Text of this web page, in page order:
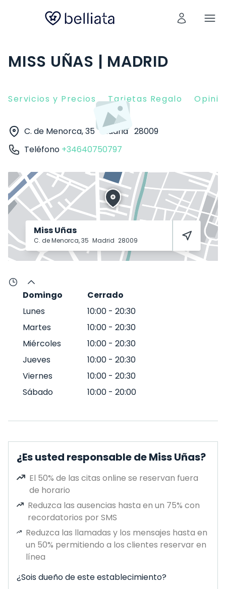
MISS UÑAS | MADRID
Servicios y Precios Tarjetas Regalo
C. de Menorca, 35 Madrid 28009
Teléfono +34640750797
Miss Uñas
C. de Menorca, 35 Madrid 28009
Domingo
Cerrado
Lunes
10:00 - 20:30
Martes
10:00 - 20:30
Miércoles
10:00 - 20:30
Jueves
10:00 - 20:30
Viernes
10:00 - 20:30
Sábado
10:00 - 20:00
¿Es usted responsable de Miss Uñas?
El 50% de las citas online se reservan fuera
de horario
Reduzca las ausencias hasta en un 75% con
recordatorios por SMS
Reduzca las llamadas y los mensajes hasta en
un 50% permitiendo a los clientes reservar en
línea
¿Sois dueño de este establecimiento?